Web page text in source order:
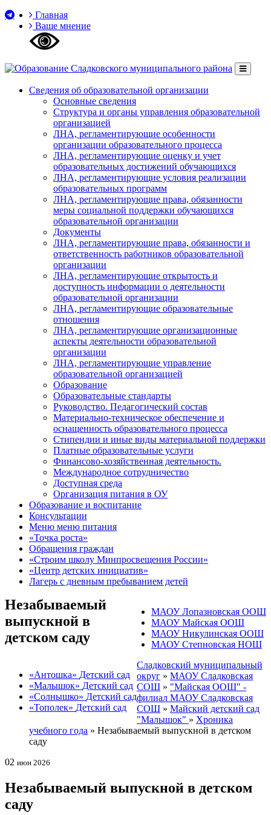
Главная
Ваше мнение
Сведения об образовательной организации
Основные сведения
Структура и органы управления образовательной
организацией
ЛНА, регламентирующие особенности
организации образовательного процесса
ЛНА, регламентирующие оценку и учет
образовательных достижений обучающихся
ЛНА, регламентирующие условия реализации
образовательных программ
ЛНА, регламентирующие права, обязанности
меры социальной поддержки обучающихся
образовательной организации
Документы
ЛНА, регламентирующие права, обязанности и
ответственность работников образовательной
организации
ЛНА, регламентирующие открытость и
доступность информации о деятельности
образовательной организации
ЛНА, регламентирующие образовательные
отношения
ЛНА, регламентирующие организационные
аспекты деятельности образовательной
организации
ЛНА, регламентирующие управление
образовательной организацией
Образование
Образовательные стандарты
Руководство. Педагогический состав
Материально-техническое обеспечение и
оснащенность образовательного процесса
Стипендии и иные виды материальной поддержки
Платные образовательные услуги
Финансово-хозяйственная деятельность.
Международное сотрудничество
Доступная среда
Организация питания в ОУ
Образование и воспитание
Консультации
Меню меню питания
«Точка роста»
Обращения граждан
«Строим школу Минпросвещения России»
«Центр детских инициатив»
Лагерь с дневным пребыванием детей
МАОУ Лопазновская ООШ
МАОУ Майская ООШ
МАОУ Никулинская ООШ
МАОУ Степновская НОШ
«Антошка» Детский сад
«Малышок» Детский сад
«Солнышко» Детский сад
«Тополек» Детский сад
Незабываемый
выпускной в
детском саду
Сладковский муниципальный
округ » МАОУ Сладковская
СОШ » "Майская ООШ" -
филиал МАОУ Сладковская
СОШ » Майский детский сад
"Малышок" » Хроника
учебного года » Незабываемый выпускной в детском
саду
02 июн 2026
Незабываемый выпускной в детском
саду